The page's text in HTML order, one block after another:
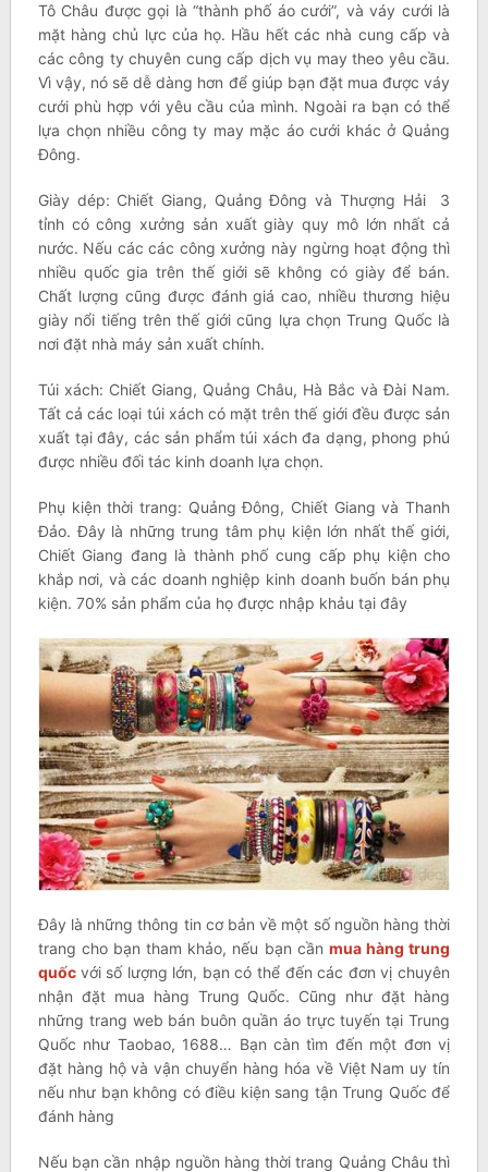
Tô Châu được gọi là “thành phố áo cưới”, và váy cưới là
mặt hàng chủ lực của họ. Hầu hết các nhà cung cấp và
các công ty chuyên cung cấp dịch vụ may theo yêu cầu.
Vì vậy, nó sẽ dễ dàng hơn để giúp bạn đặt mua được váy
cưới phù hợp với yêu cầu của mình. Ngoài ra bạn có thể
lựa chọn nhiều công ty may mặc áo cưới khác ở Quảng
Đông.
Giày dép: Chiết Giang, Quảng Đông và Thượng Hải 3
tỉnh có công xưởng sản xuất giày quy mô lớn nhất cả
nước. Nếu các các công xưởng này ngừng hoạt động thì
nhiều quốc gia trên thế giới sẽ không có giày để bán.
Chất lượng cũng được đánh giá cao, nhiều thương hiệu
giày nổi tiếng trên thế giới cũng lựa chọn Trung Quốc là
nơi đặt nhà máy sản xuất chính.
Túi xách: Chiết Giang, Quảng Châu, Hà Bắc và Đài Nam.
Tất cả các loại túi xách có mặt trên thế giới đều được sản
xuất tại đây, các sản phẩm túi xách đa dạng, phong phú
được nhiều đối tác kinh doanh lựa chọn.
Phụ kiện thời trang: Quảng Đông, Chiết Giang và Thanh
Đảo. Đây là những trung tâm phụ kiện lớn nhất thế giới,
Chiết Giang đang là thành phố cung cấp phụ kiện cho
khắp nơi, và các doanh nghiệp kinh doanh buốn bán phụ
kiện. 70% sản phẩm của họ được nhập khảu tại đây
Đây là những thông tin cơ bản về một số nguồn hàng thời
trang cho bạn tham khảo, nếu bạn cần mua hàng trung
quốc với số lượng lớn, bạn có thể đến các đơn vị chuyên
nhận đặt mua hàng Trung Quốc. Cũng như đặt hàng
những trang web bán buôn quần áo trực tuyến tại Trung
Quốc như Taobao, 1688… Bạn càn tìm đến một đơn vị
đặt hàng hộ và vận chuyển hàng hóa về Việt Nam uy tín
nếu như bạn không có điều kiện sang tận Trung Quốc để
đánh hàng
Nếu bạn cần nhập nguồn hàng thời trang Quảng Châu thì